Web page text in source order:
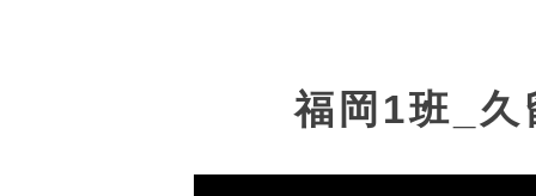
福岡1班_久